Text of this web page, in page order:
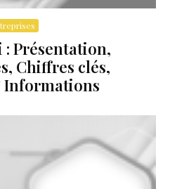
Présentation,
Chiffres clés,
Informations